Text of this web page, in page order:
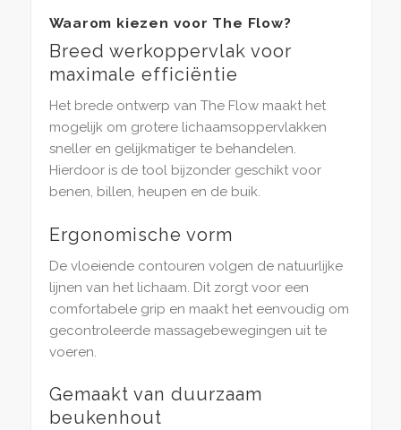
Waarom kiezen voor The Flow?
Breed werkoppervlak voor
maximale efficiëntie
Het brede ontwerp van The Flow maakt het
mogelijk om grotere lichaamsoppervlakken
sneller en gelijkmatiger te behandelen.
Hierdoor is de tool bijzonder geschikt voor
benen, billen, heupen en de buik.
Ergonomische vorm
De vloeiende contouren volgen de natuurlijke
lijnen van het lichaam. Dit zorgt voor een
comfortabele grip en maakt het eenvoudig om
gecontroleerde massagebewegingen uit te
voeren.
Gemaakt van duurzaam
beukenhout